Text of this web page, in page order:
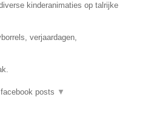
kinderanimaties op talrijke
verjaardagen,
posts ▼